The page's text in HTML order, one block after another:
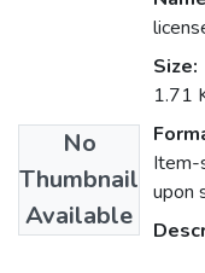
No
Thumbnail
Available
Size:
1.71
Item-
upon